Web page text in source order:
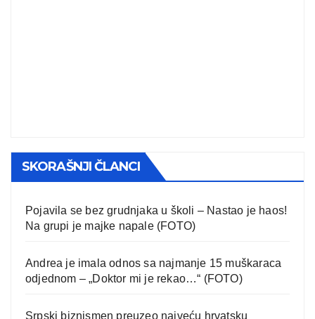
SKORAŠNJI ČLANCI
Pojavila se bez grudnjaka u školi – Nastao je haos!
Na grupi je majke napale (FOTO)
Andrea je imala odnos sa najmanje 15 muškaraca
odjednom – „Doktor mi je rekao…“ (FOTO)
Srpski biznismen preuzeo najveću hrvatsku